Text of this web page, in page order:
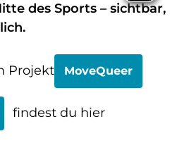
des Sports – sichtbar,
Projekt MoveQueer
findest du hier